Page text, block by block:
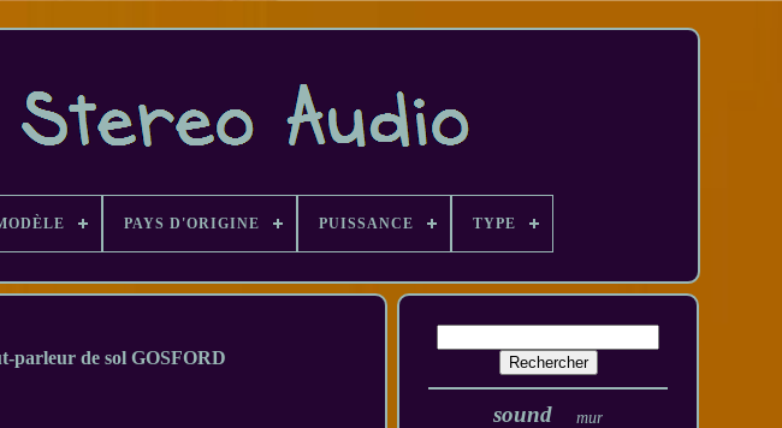
PAYS D'ORIGINE PUISSANCE TYPE
parleur de sol GOSFORD
sound mur